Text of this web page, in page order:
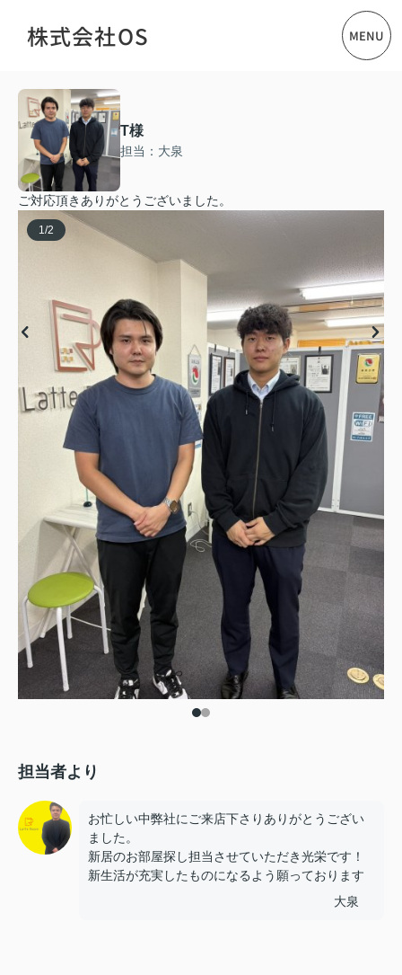
株式会社OS MENU
T様
担当：大泉
ご対応頂きありがとうございました。
1/2
担当者より
お忙しい中弊社にご来店下さりありがとうござい
ました。
新居のお部屋探し担当させていただき光栄です！
新生活が充実したものになるよう願っております
大泉